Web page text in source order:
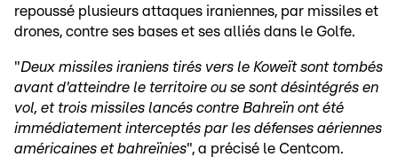
repoussé plusieurs attaques iraniennes, par missiles et
drones, contre ses bases et ses alliés dans le Golfe.
"Deux missiles iraniens tirés vers le Koweït sont tombés
avant d'atteindre le territoire ou se sont désintégrés en
vol, et trois missiles lancés contre Bahreïn ont été
immédiatement interceptés par les défenses aériennes
américaines et bahreïnies", a précisé le Centcom.